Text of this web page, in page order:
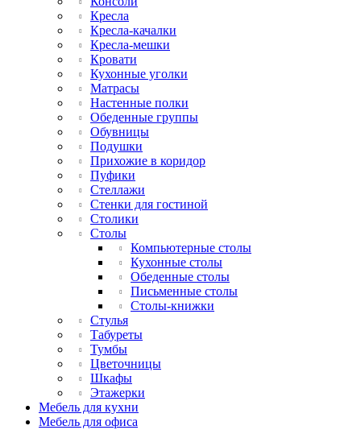
Кресла
Кресла-качалки
Кресла-мешки
Кровати
Кухонные уголки
Матрасы
Настенные полки
Обеденные группы
Обувницы
Подушки
Прихожие в коридор
Пуфики
Стеллажи
Стенки для гостиной
Столики
Столы
Компьютерные столы
Кухонные столы
Обеденные столы
Письменные столы
Столы-книжки
Стулья
Табуреты
Тумбы
Цветочницы
Шкафы
Этажерки
Мебель для кухни
Мебель для офиса